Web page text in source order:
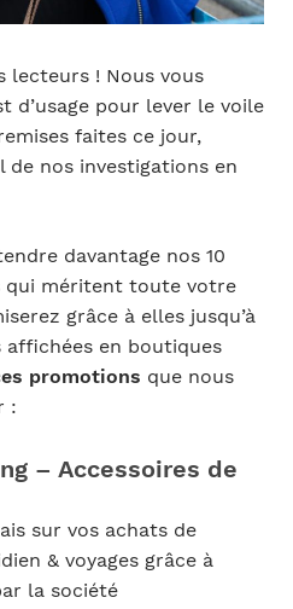
lecteurs ! Nous vous
d’usage pour lever le voile
faites ce jour,
de nos investigations en
davantage nos 10
méritent toute votre
grâce à elles jusqu’à
en boutiques
promotions que nous
:
– Accessoires de
sur vos achats de
& voyages grâce à
la société